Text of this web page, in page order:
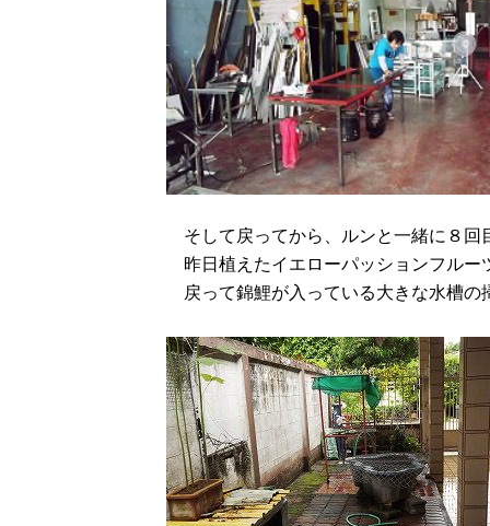
そして戻ってから、ルンと一緒に８回
昨日植えたイエローパッションフル
戻って錦鯉が入っている大きな水槽